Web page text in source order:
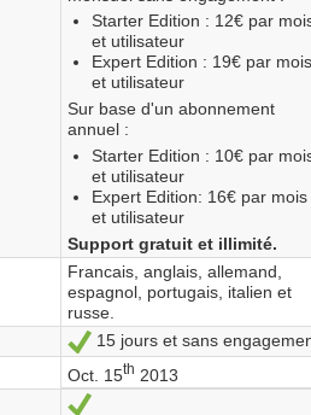
Starter Edition : 12€ par
et utilisateur
Expert Edition : 19€ par mois
et utilisateur
Sur base d'un abonnement
annuel :
Starter Edition : 10€ par
et utilisateur
Expert Edition: 16€ par mois
et utilisateur
Support gratuit et illimité.
Francais, anglais, allemand,
espagnol, portugais, italien et
russe.
Yes
15 jours et sans
Oct. 15th 2013
Yes